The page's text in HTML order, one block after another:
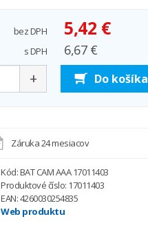
bez DPH 5,42 €
s DPH 6,67 €
+ Do košíka
Záruka 24 mesiacov
Kód: BAT CAM AAA 17011403
Produktové číslo: 17011403
EAN: 4260030254835
Web produktu